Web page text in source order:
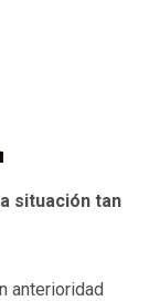
situación tan
anterioridad